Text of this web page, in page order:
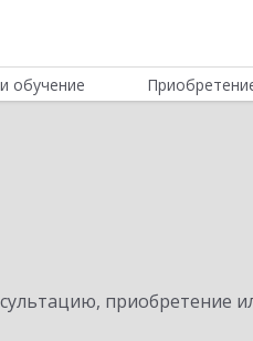
обучение
приобретение